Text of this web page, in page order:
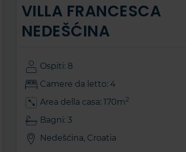
VILLA FRANCESCA
NEDEŠĆINA
Ospiti: 8
Camere da letto: 4
Area della casa: 170m2
Bagni: 3
Nedešćina, Croatia